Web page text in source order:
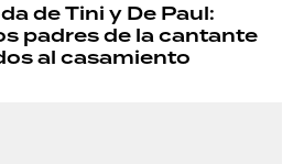
de Tini y De Paul:
padres de la cantante
al casamiento